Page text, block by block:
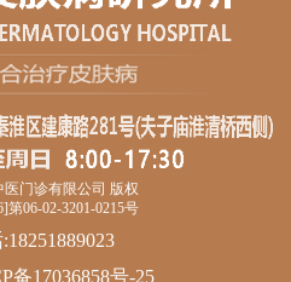
门诊有限公司 版权
第06-02-3201-0215号
备17036858号-25